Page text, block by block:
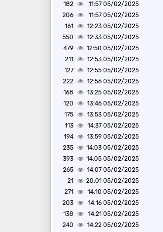
05/02/2025 11:57
182
05/02/2025 11:57
206
05/02/2025 12:23
161
05/02/2025 12:33
550
05/02/2025 12:50
479
05/02/2025 12:53
211
05/02/2025 12:55
127
05/02/2025 12:56
222
05/02/2025 13:25
168
05/02/2025 13:46
120
05/02/2025 13:53
175
05/02/2025 14:37
113
05/02/2025 13:59
194
05/02/2025 14:03
235
05/02/2025 14:05
393
05/02/2025 14:07
265
05/02/2025 20:01
21
05/02/2025 14:10
271
05/02/2025 14:16
203
05/02/2025 14:21
138
05/02/2025 14:22
240